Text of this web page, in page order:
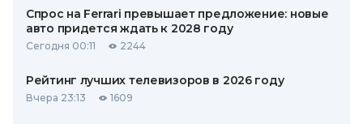
Спрос на Ferrari превышает предложение: новые
авто придется ждать к 2028 году
Сегодня 00:11 2244
Рейтинг лучших телевизоров в 2026 году
Вчера 23:13 1609